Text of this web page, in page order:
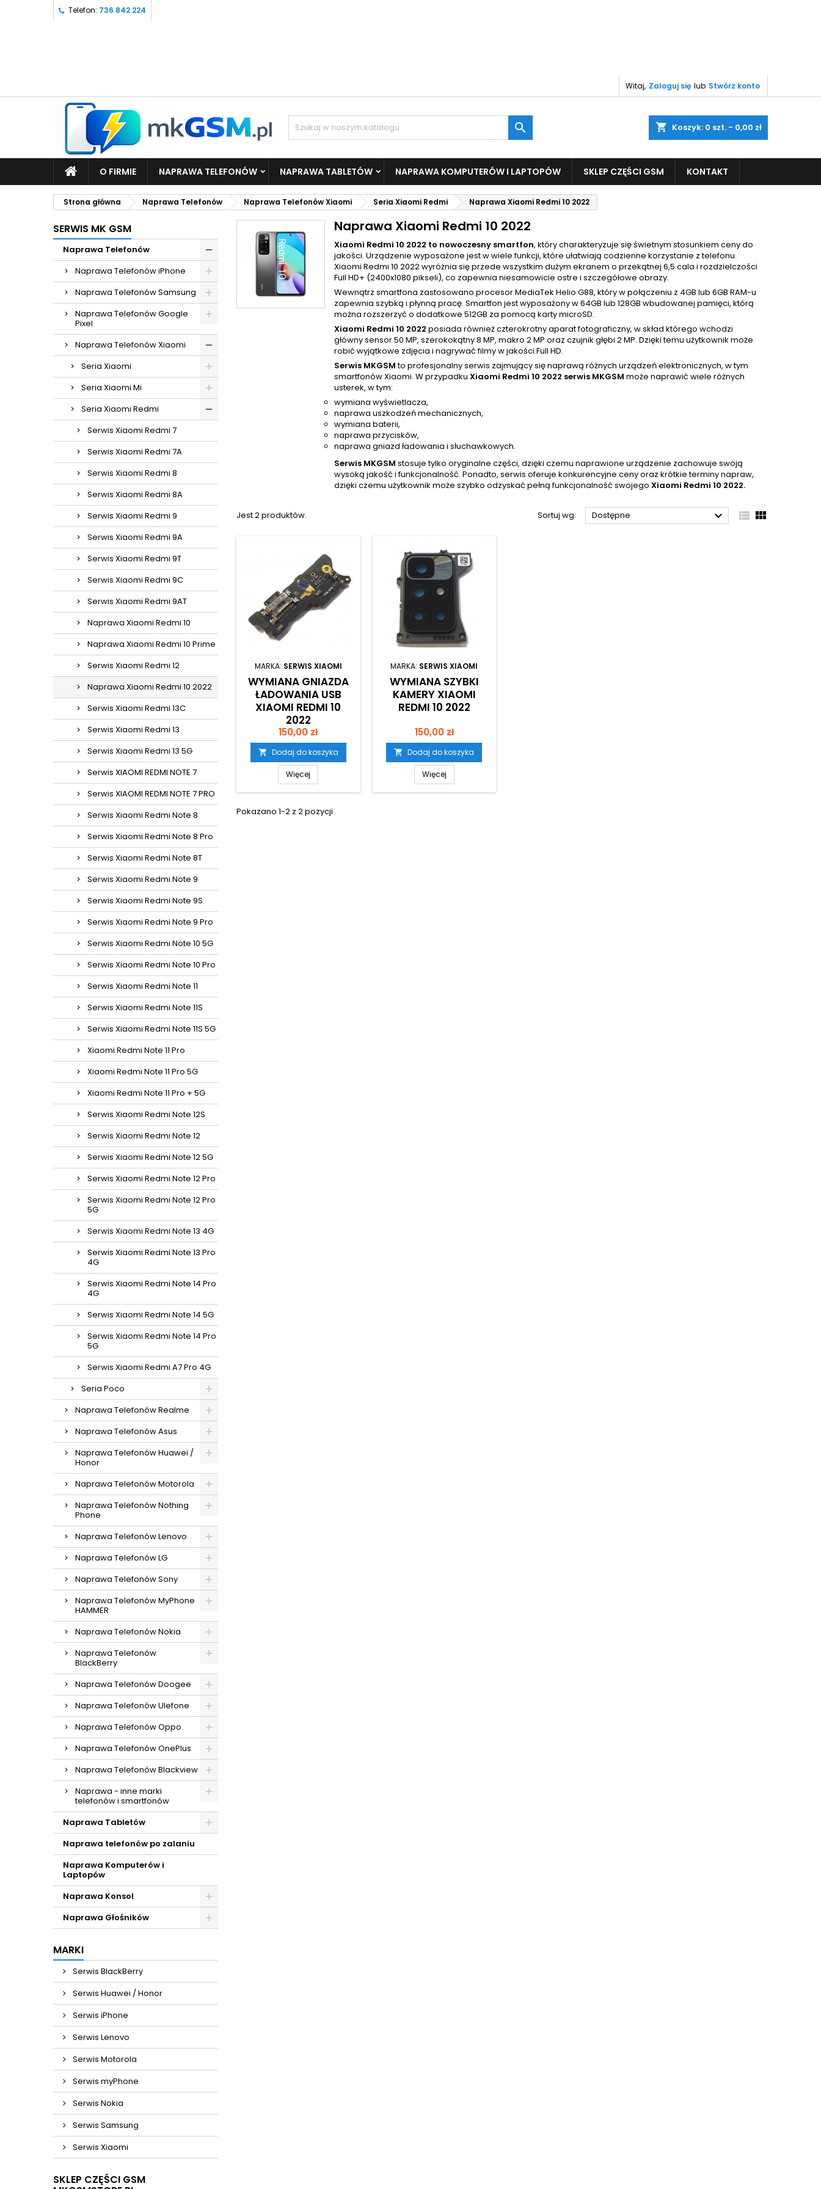
Telefon: 736 842 224
Witaj, Zaloguj się lub Stwórz konto
shopping_cart Koszyk: 0 szt. - 0,00 zł

O FIRMIE NAPRAWA TELEFONÓW NAPRAWA TABLETÓW NAPRAWA KOMPUTERÓW I LAPTOPÓW SKLEP CZĘŚCI GSM KONTAKT
Strona główna Naprawa Telefonów Naprawa Telefonów Xiaomi Seria Xiaomi Redmi Naprawa Xiaomi Redmi 10 2022
SERWIS MK GSM
Naprawa Telefonów
Naprawa Telefonów iPhone
Naprawa Telefonów Samsung
Naprawa Telefonów Google
Pixel
Naprawa Telefonów Xiaomi
Seria Xiaomi
Seria Xiaomi Mi
Seria Xiaomi Redmi
Serwis Xiaomi Redmi 7
Serwis Xiaomi Redmi 7A
Serwis Xiaomi Redmi 8
Serwis Xiaomi Redmi 8A
Serwis Xiaomi Redmi 9
Serwis Xiaomi Redmi 9A
Serwis Xiaomi Redmi 9T
Serwis Xiaomi Redmi 9C
Serwis Xiaomi Redmi 9AT
Naprawa Xiaomi Redmi 10
Naprawa Xiaomi Redmi 10 Prime
Serwis Xiaomi Redmi 12
Naprawa Xiaomi Redmi 10 2022
Serwis Xiaomi Redmi 13C
Serwis Xiaomi Redmi 13
Serwis Xiaomi Redmi 13 5G
Serwis XIAOMI REDMI NOTE 7
Serwis XIAOMI REDMI NOTE 7 PRO
Serwis Xiaomi Redmi Note 8
Serwis Xiaomi Redmi Note 8 Pro
Serwis Xiaomi Redmi Note 8T
Serwis Xiaomi Redmi Note 9
Serwis Xiaomi Redmi Note 9S
Serwis Xiaomi Redmi Note 9 Pro
Serwis Xiaomi Redmi Note 10 5G
Serwis Xiaomi Redmi Note 10 Pro
Serwis Xiaomi Redmi Note 11
Serwis Xiaomi Redmi Note 11S
Serwis Xiaomi Redmi Note 11S 5G
Xiaomi Redmi Note 11 Pro
Xiaomi Redmi Note 11 Pro 5G
Xiaomi Redmi Note 11 Pro + 5G
Serwis Xiaomi Redmi Note 12S
Serwis Xiaomi Redmi Note 12
Serwis Xiaomi Redmi Note 12 5G
Serwis Xiaomi Redmi Note 12 Pro
Serwis Xiaomi Redmi Note 12 Pro
5G
Serwis Xiaomi Redmi Note 13 4G
Serwis Xiaomi Redmi Note 13 Pro
4G
Serwis Xiaomi Redmi Note 14 Pro
4G
Serwis Xiaomi Redmi Note 14 5G
Serwis Xiaomi Redmi Note 14 Pro
5G
Serwis Xiaomi Redmi A7 Pro 4G
Seria Poco
Naprawa Telefonów Realme
Naprawa Telefonów Asus
Naprawa Telefonów Huawei /
Honor
Naprawa Telefonów Motorola
Naprawa Telefonów Nothing
Phone
Naprawa Telefonów Lenovo
Naprawa Telefonów LG
Naprawa Telefonów Sony
Naprawa Telefonów MyPhone
HAMMER
Naprawa Telefonów Nokia
Naprawa Telefonów
BlackBerry
Naprawa Telefonów Doogee
Naprawa Telefonów Ulefone
Naprawa Telefonów Oppo
Naprawa Telefonów OnePlus
Naprawa Telefonów Blackview
Naprawa - inne marki
telefonów i smartfonów
Naprawa Tabletów
Naprawa telefonów po zalaniu
Naprawa Komputerów i
Laptopów
Naprawa Konsol
Naprawa Głośników
MARKI
Serwis BlackBerry
Serwis Huawei / Honor
Serwis iPhone
Serwis Lenovo
Serwis Motorola
Serwis myPhone
Serwis Nokia
Serwis Samsung
Serwis Xiaomi
SKLEP CZĘŚCI GSM
Naprawa Xiaomi Redmi 10 2022
Xiaomi Redmi 10 2022 to nowoczesny smartfon, który charakteryzuje się świetnym stosunkiem ceny do
jakości. Urządzenie wyposażone jest w wiele funkcji, które ułatwiają codzienne korzystanie z telefonu.
Xiaomi Redmi 10 2022 wyróżnia się przede wszystkim dużym ekranem o przekątnej 6,5 cala i rozdzielczości
Full HD+ (2400x1080 pikseli), co zapewnia niesamowicie ostre i szczegółowe obrazy.
Wewnątrz smartfona zastosowano procesor MediaTek Helio G88, który w połączeniu z 4GB lub 6GB RAM-u
zapewnia szybką i płynną pracę. Smartfon jest wyposażony w 64GB lub 128GB wbudowanej pamięci, którą
można rozszerzyć o dodatkowe 512GB za pomocą karty microSD.
Xiaomi Redmi 10 2022 posiada również czterokrotny aparat fotograficzny, w skład którego wchodzi
główny sensor 50 MP, szerokokątny 8 MP, makro 2 MP oraz czujnik głębi 2 MP. Dzięki temu użytkownik może
robić wyjątkowe zdjęcia i nagrywać filmy w jakości Full HD.
Serwis MKGSMto profesjonalny serwis zajmujący się naprawą różnych urządzeń elektronicznych, w tym
smartfonów Xiaomi. W przypadku Xiaomi Redmi 10 2022 serwis MKGSM może naprawić wiele różnych
usterek, w tym:
wymiana wyświetlacza,
naprawa uszkodzeń mechanicznych,
wymiana baterii,
naprawa przycisków,
naprawa gniazd ładowania i słuchawkowych.
Serwis MKGSM stosuje tylko oryginalne części, dzięki czemu naprawione urządzenie zachowuje swoją
wysoką jakość i funkcjonalność. Ponadto, serwis oferuje konkurencyjne ceny oraz krótkie terminy napraw,
dzięki czemu użytkownik może szybko odzyskać pełną funkcjonalność swojego Xiaomi Redmi 10 2022.
Jest 2 produktów. Sortuj wg: Dostępne   
MARKA: SERWIS XIAOMI
WYMIANA GNIAZDA
ŁADOWANIA USB
XIAOMI REDMI 10
2022
Cena
150,00 zł
 Dodaj do koszyka
Więcej
MARKA: SERWIS XIAOMI
WYMIANA SZYBKI
KAMERY XIAOMI
REDMI 10 2022
Cena
150,00 zł
 Dodaj do koszyka
Więcej
Pokazano 1-2 z 2 pozycji